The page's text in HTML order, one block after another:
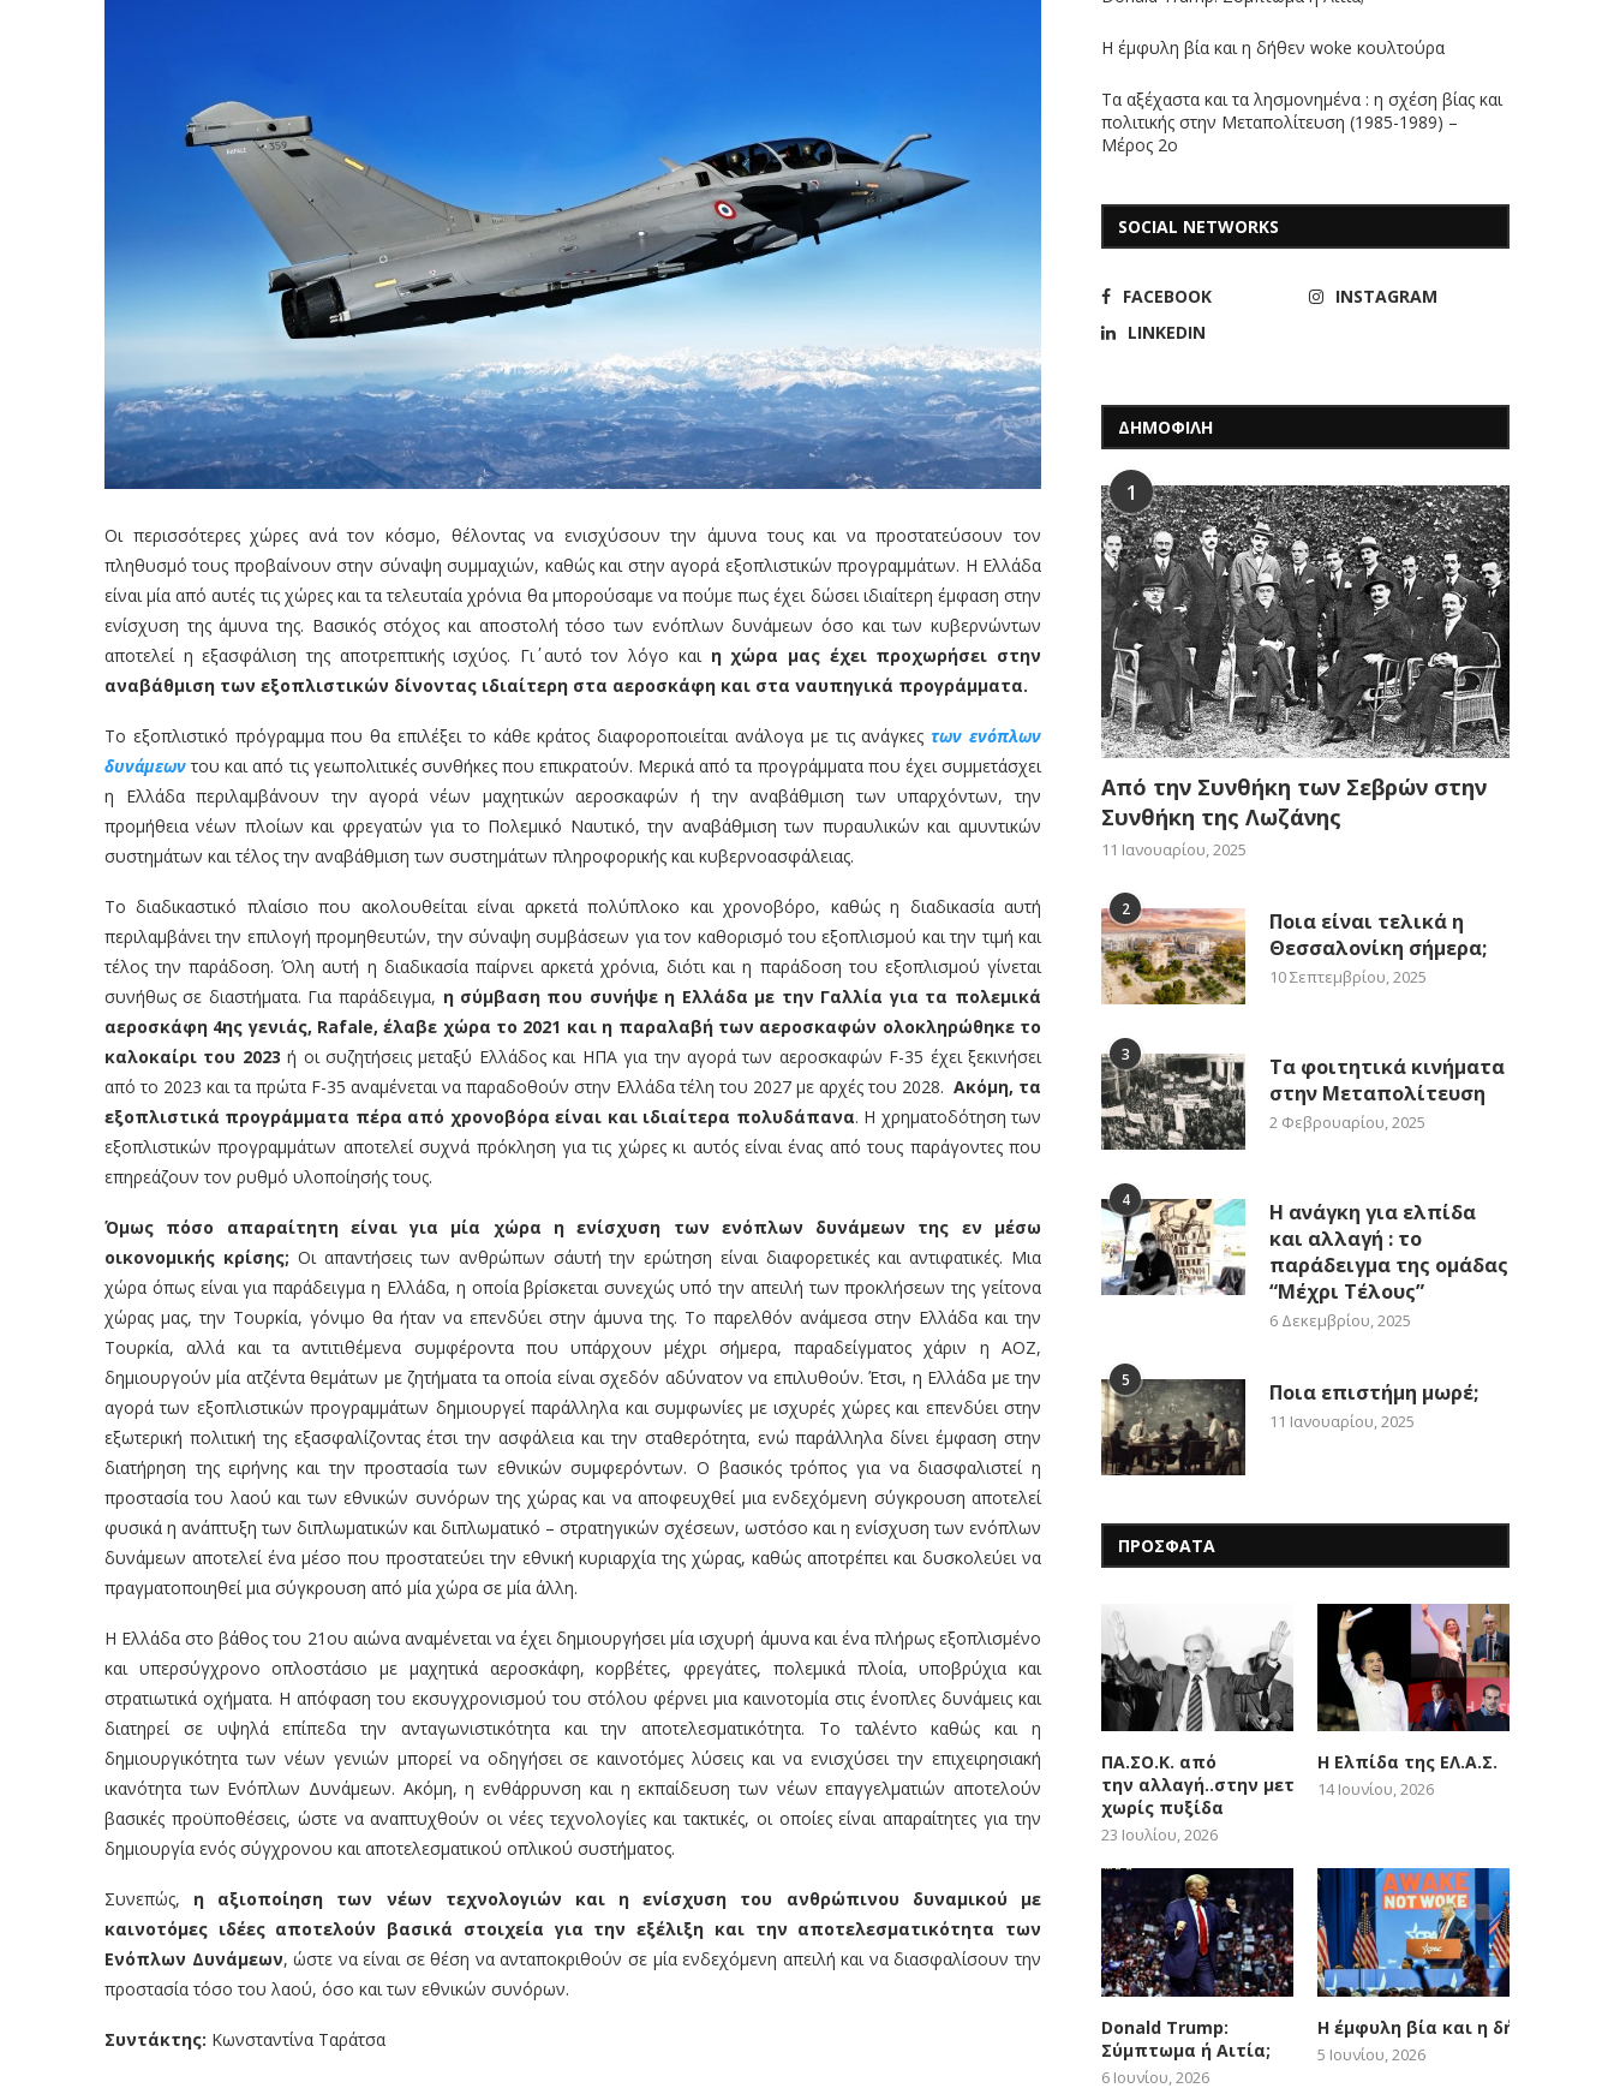
Οι περισσότερες χώρες ανά τον κόσμο, θέλοντας να ενισχύσουν την άμυνα τους και να προστατεύσουν τον
πληθυσμό τους προβαίνουν στην σύναψη συμμαχιών, καθώς και στην αγορά εξοπλιστικών προγραμμάτων. Η Ελλάδα
είναι μία από αυτές τις χώρες και τα τελευταία χρόνια θα μπορούσαμε να πούμε πως έχει δώσει ιδιαίτερη έμφαση στην
ενίσχυση της άμυνα της. Βασικός στόχος και αποστολή τόσο των ενόπλων δυνάμεων όσο και των κυβερνώντων
αποτελεί η εξασφάλιση της αποτρεπτικής ισχύος. Γι΄ αυτό τον λόγο καιη χώρα μας έχει προχωρήσει στην
αναβάθμιση των εξοπλιστικών δίνοντας ιδιαίτερη στα αεροσκάφη και στα ναυπηγικά προγράμματα.
Το εξοπλιστικό πρόγραμμα που θα επιλέξει το κάθε κράτος διαφοροποιείται ανάλογα με τις ανάγκεςτων ενόπλων
δυνάμεων του και από τις γεωπολιτικές συνθήκες που επικρατούν. Μερικά από τα προγράμματα που έχει συμμετάσχει
η Ελλάδα περιλαμβάνουν την αγορά νέων μαχητικών αεροσκαφών ή την αναβάθμιση των υπαρχόντων, την
προμήθεια νέων πλοίων και φρεγατών για το Πολεμικό Ναυτικό, την αναβάθμιση των πυραυλικών και αμυντικών
συστημάτων και τέλος την αναβάθμιση των συστημάτων πληροφορικής και κυβερνοασφάλειας.
Το διαδικαστικό πλαίσιο που ακολουθείται είναι αρκετά πολύπλοκο και χρονοβόρο, καθώς η διαδικασία αυτή
περιλαμβάνει την επιλογή προμηθευτών, την σύναψη συμβάσεων για τον καθορισμό του εξοπλισμού και την τιμή και
τέλος την παράδοση. Όλη αυτή η διαδικασία παίρνει αρκετά χρόνια, διότι και η παράδοση του εξοπλισμού γίνεται
συνήθως σε διαστήματα. Για παράδειγμα, η σύμβαση που συνήψε η Ελλάδα με την Γαλλία για τα πολεμικά
αεροσκάφη 4ης γενιάς, Rafale, έλαβε χώρα το 2021 και η παραλαβή των αεροσκαφών ολοκληρώθηκε το
καλοκαίρι του 2023ή οι συζητήσεις μεταξύ Ελλάδος και ΗΠΑ για την αγορά των αεροσκαφών F-35 έχει ξεκινήσει
από το 2023 και τα πρώτα F-35 αναμένεται να παραδοθούν στην Ελλάδα τέλη του 2027 με αρχές του 2028. Ακόμη, τα
εξοπλιστικά προγράμματα πέρα από χρονοβόρα είναι και ιδιαίτερα πολυδάπανα. Η χρηματοδότηση των
εξοπλιστικών προγραμμάτων αποτελεί συχνά πρόκληση για τις χώρες κι αυτός είναι ένας από τους παράγοντες που
επηρεάζουν τον ρυθμό υλοποίησής τους.
Όμως πόσο απαραίτητη είναι για μία χώρα η ενίσχυση των ενόπλων δυνάμεων της εν μέσω
οικονομικής κρίσης; Οι απαντήσεις των ανθρώπων σ΄αυτή την ερώτηση είναι διαφορετικές και αντιφατικές. Μια
χώρα όπως είναι για παράδειγμα η Ελλάδα, η οποία βρίσκεται συνεχώς υπό την απειλή των προκλήσεων της γείτονα
χώρας μας, την Τουρκία, γόνιμο θα ήταν να επενδύει στην άμυνα της. Το παρελθόν ανάμεσα στην Ελλάδα και την
Τουρκία, αλλά και τα αντιτιθέμενα συμφέροντα που υπάρχουν μέχρι σήμερα, παραδείγματος χάριν η ΑΟΖ,
δημιουργούν μία ατζέντα θεμάτων με ζητήματα τα οποία είναι σχεδόν αδύνατον να επιλυθούν. Έτσι, η Ελλάδα με την
αγορά των εξοπλιστικών προγραμμάτων δημιουργεί παράλληλα και συμφωνίες με ισχυρές χώρες και επενδύει στην
εξωτερική πολιτική της εξασφαλίζοντας έτσι την ασφάλεια και την σταθερότητα, ενώ παράλληλα δίνει έμφαση στην
διατήρηση της ειρήνης και την προστασία των εθνικών συμφερόντων. Ο βασικός τρόπος για να διασφαλιστεί η
προστασία του λαού και των εθνικών συνόρων της χώρας και να αποφευχθεί μια ενδεχόμενη σύγκρουση αποτελεί
φυσικά η ανάπτυξη των διπλωματικών και διπλωματικό – στρατηγικών σχέσεων, ωστόσο και η ενίσχυση των ενόπλων
δυνάμεων αποτελεί ένα μέσο που προστατεύει την εθνική κυριαρχία της χώρας, καθώς αποτρέπει και δυσκολεύει να
πραγματοποιηθεί μια σύγκρουση από μία χώρα σε μία άλλη.
Η Ελλάδα στο βάθος του 21ου αιώνα αναμένεται να έχει δημιουργήσει μία ισχυρή άμυνα και ένα πλήρως εξοπλισμένο
και υπερσύγχρονο οπλοστάσιο με μαχητικά αεροσκάφη, κορβέτες, φρεγάτες, πολεμικά πλοία, υποβρύχια και
στρατιωτικά οχήματα. Η απόφαση του εκσυγχρονισμού του στόλου φέρνει μια καινοτομία στις ένοπλες δυνάμεις και
διατηρεί σε υψηλά επίπεδα την ανταγωνιστικότητα και την αποτελεσματικότητα. Το ταλέντο καθώς και η
δημιουργικότητα των νέων γενιών μπορεί να οδηγήσει σε καινοτόμες λύσεις και να ενισχύσει την επιχειρησιακή
ικανότητα των Ενόπλων Δυνάμεων. Ακόμη, η ενθάρρυνση και η εκπαίδευση των νέων επαγγελματιών αποτελούν
βασικές προϋποθέσεις, ώστε να αναπτυχθούν οι νέες τεχνολογίες και τακτικές, οι οποίες είναι απαραίτητες για την
δημιουργία ενός σύγχρονου και αποτελεσματικού οπλικού συστήματος.
Συνεπώς, η αξιοποίηση των νέων τεχνολογιών και η ενίσχυση του ανθρώπινου δυναμικού με
καινοτόμες ιδέες αποτελούν βασικά στοιχεία για την εξέλιξη και την αποτελεσματικότητα των
Ενόπλων Δυνάμεων, ώστε να είναι σε θέση να ανταποκριθούν σε μία ενδεχόμενη απειλή και να διασφαλίσουν την
προστασία τόσο του λαού, όσο και των εθνικών συνόρων.
Συντάκτης: Κωνσταντίνα Ταράτσα
Η έμφυλη βία και η δήθεν woke κουλτούρα
Τα αξέχαστα και τα λησμονημένα : η σχέση βίας και
πολιτικής στην Μεταπολίτευση (1985-1989) –
Μέρος 2ο
SOCIAL NETWORKS
FACEBOOK
INSTAGRAM
LINKEDIN
ΔΗΜΟΦΙΛΗ
1
Από την Συνθήκη των Σεβρών στην
Συνθήκη της Λωζάνης
11 Ιανουαρίου, 2025
2
Ποια είναι τελικά η
Θεσσαλονίκη σήμερα;
10 Σεπτεμβρίου, 2025
3
Τα φοιτητικά κινήματα
στην Μεταπολίτευση
2 Φεβρουαρίου, 2025
4
Η ανάγκη για ελπίδα
και αλλαγή : το
παράδειγμα της ομάδας
“Μέχρι Τέλους”
6 Δεκεμβρίου, 2025
5 Ποια επιστήμη μωρέ;
11 Ιανουαρίου, 2025
ΠΡΟΣΦΑΤΑ
ΠΑ.ΣΟ.Κ. από
την αλλαγή..στην μετατόπιση
χωρίς πυξίδα
23 Ιουλίου, 2026
Η Ελπίδα της ΕΛ.Α.Σ.
14 Ιουνίου, 2026
Donald Trump:
Σύμπτωμα ή Αιτία;
6 Ιουνίου, 2026
Η έμφυλη βία και η δήθεν woke
5 Ιουνίου, 2026